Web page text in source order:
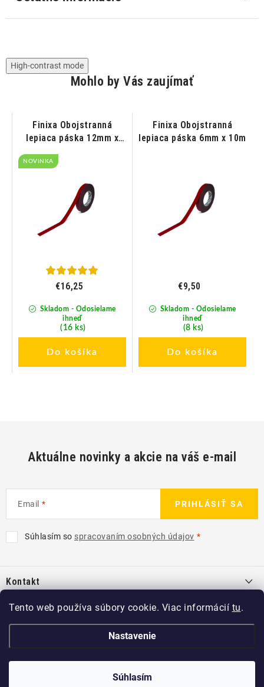
Tento web používa súbory cookie. Viac informácií tu.
Nastavenie
Súhlasím
High-contrast mode
Mohlo by Vás zaujímať
Finixa Obojstranná
lepiaca páska 12mm x
NOVINKA
Skladom - Odosielame
ihneď
(16 ks)
€16,25
Do košíka
Finixa Obojstranná
lepiaca páska 6mm x 10m
Skladom - Odosielame
ihneď
(8 ks)
€9,50
Do košíka
Aktuálne novinky a akcie na váš e-mail
Email
Súhlasím so spracovaním osobných údajov
PRIHLÁSIŤ SA
pKontakt
info@ kcshop.sk
+421 918 725 111
Kategórie
O nás
KCshop.sk. Všetky práva vyhradené.